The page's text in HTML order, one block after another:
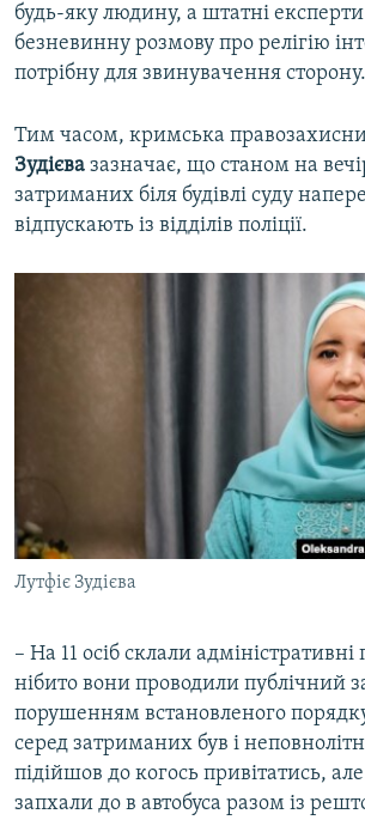
будь-яку людину, а штатні
безневинну розмову про релігію
потрібну для звинувачення сторону.
Тим часом, кримська
Зудієва зазначає, що станом на
затриманих біля будівлі суду
відпускають із відділів поліції.
Лутфіє Зудієва
– На 11 осіб склали
нібито вони проводили публічний
порушенням встановленого
серед затриманих був і
підійшов до когось привітатись,
запхали до в автобуса разом із